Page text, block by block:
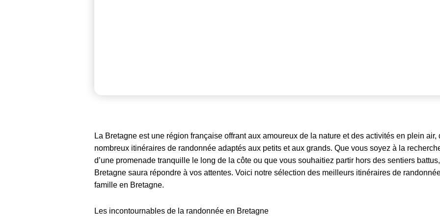
La Bretagne est une région française offrant aux amoureux de la nature et des activités en plein air,
nombreux itinéraires de randonnée adaptés aux petits et aux grands. Que vous soyez à la
d’une promenade tranquille le long de la côte ou que vous souhaitiez partir hors des sentiers
Bretagne saura répondre à vos attentes. Voici notre sélection des meilleurs itinéraires de
famille en Bretagne.
Les incontournables de la randonnée en Bretagne